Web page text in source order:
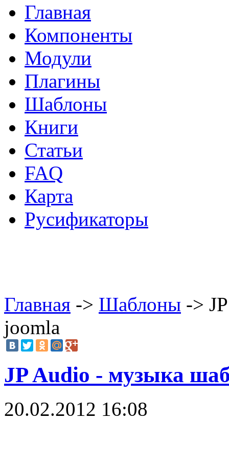
Главная
Компоненты
Модули
Плагины
Шаблоны
Книги
Статьи
FAQ
Карта
Русификаторы
Главная -> Шаблоны ->
joomla
JP Audio - музыка
20.02.2012 16:08